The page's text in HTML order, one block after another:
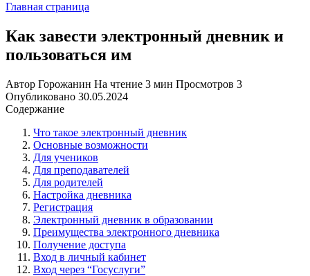
Главная страница
Как завести электронный дневник и
пользоваться им
Автор Горожанин На чтение 3 мин Просмотров 3
Опубликовано 30.05.2024
Содержание
Что такое электронный дневник
Основные возможности
Для учеников
Для преподавателей
Для родителей
Настройка дневника
Регистрация
Электронный дневник в образовании
Преимущества электронного дневника
Получение доступа
Вход в личный кабинет
Вход через “Госуслуги”